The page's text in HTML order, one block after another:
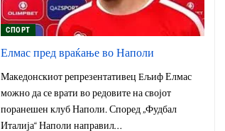
СПОРТ
Елмас пред враќање во Наполи
Македонскиот репрезентативец Eљиф Елмас
можно да се врати во редовите на својот
поранешен клуб Наполи. Според „Фудбал
Италија“ Наполи направил…